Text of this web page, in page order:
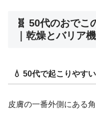
🧬 50代のおでこ
｜乾燥とバリア
💧 50代で起こりやす
皮膚の一番外側にある角